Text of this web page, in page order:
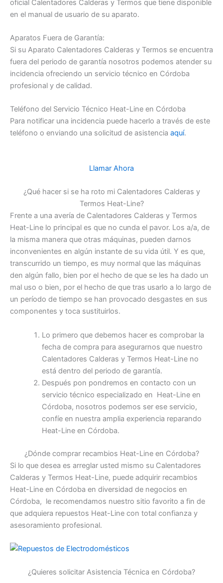
oficial Calentadores Calderas y Termos que tiene disponible
en el manual de usuario de su aparato.
Aparatos Fuera de Garantía:
Si su Aparato Calentadores Calderas y Termos se encuentra
fuera del periodo de garantía nosotros podemos atender su
incidencia ofreciendo un servicio técnico en Córdoba
profesional y de calidad.
Teléfono del Servicio Técnico Heat-Line en Córdoba
Para notificar una incidencia puede hacerlo a través de este
teléfono o enviando una solicitud de asistencia aquí.
Llamar Ahora
¿Qué hacer si se ha roto mi Calentadores Calderas y
Termos Heat-Line?
Frente a una avería de Calentadores Calderas y Termos
Heat-Line lo principal es que no cunda el pavor. Los a/a, de
la misma manera que otras máquinas, pueden darnos
inconvenientes en algún instante de su vida útil. Y es que,
transcurrido un tiempo, es muy normal que las máquinas
den algún fallo, bien por el hecho de que se les ha dado un
mal uso o bien, por el hecho de que tras usarlo a lo largo de
un período de tiempo se han provocado desgastes en sus
componentes y toca sustituirlos.
Lo primero que debemos hacer es comprobar la
fecha de compra para asegurarnos que nuestro
Calentadores Calderas y Termos Heat-Line no
está dentro del periodo de garantía.
Después pon pondremos en contacto con un
servicio técnico especializado en Heat-Line en
Córdoba, nosotros podemos ser ese servicio,
confíe en nuestra amplia experiencia reparando
Heat-Line en Córdoba.
¿Dónde comprar recambios Heat-Line en Córdoba?
Si lo que desea es arreglar usted mismo su Calentadores
Calderas y Termos Heat-Line, puede adquirir recambios
Heat-Line en Córdoba en diversidad de negocios en
Córdoba, le recomendamos nuestro sitio favorito a fin de
que adquiera repuestos Heat-Line con total confianza y
asesoramiento profesional.
¿Quieres solicitar Asistencia Técnica en Córdoba?